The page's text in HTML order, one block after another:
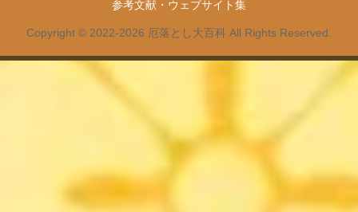
参考文献・ウェブサイト集
Copyright © 2022-2026 厄落とし大百科 All Rights Reserved.